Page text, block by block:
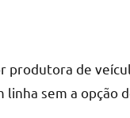
produtora de
linha sem a opção